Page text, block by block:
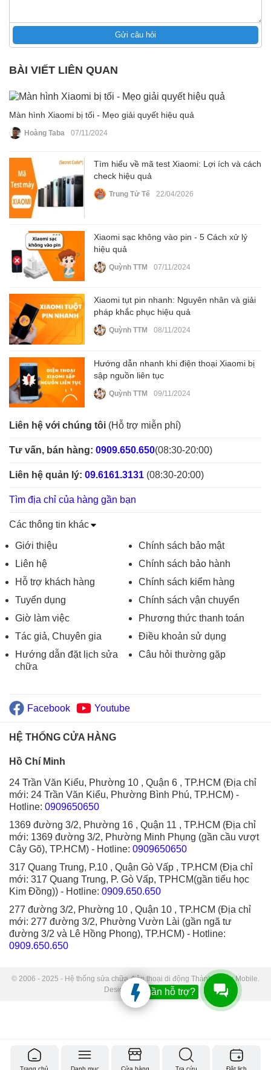
Gửi câu hỏi
BÀI VIẾT LIÊN QUAN
Màn hình Xiaomi bị tối - Mẹo giải quyết hiệu quả
Hoàng Taba 07/11/2024
Tìm hiểu về mã test Xiaomi: Lợi ích và cách
check hiệu quả
Trung Tử Tế 22/04/2026
Xiaomi sạc không vào pin - 5 Cách xử lý
hiệu quả
Quỳnh TTM 07/11/2024
Xiaomi tụt pin nhanh: Nguyên nhân và giải
pháp khắc phục hiệu quả
Quỳnh TTM 08/11/2024
Hướng dẫn nhanh khi điện thoại Xiaomi bị
sập nguồn liên tục
Quỳnh TTM 09/11/2024
Liên hệ với chúng tôi (Hỗ trợ miễn phí)
Tư vấn, bán hàng: 0909.650.650(08:30-20:00)
Liên hệ quản lý: 09.6161.3131 (08:30-20:00)
Tìm địa chỉ của hàng gần bạn
Các thông tin khác
Giới thiệu
Liên hệ
Hỗ trợ khách hàng
Tuyển dụng
Giờ làm việc
Tác giả, Chuyên gia
Hướng dẫn đặt lịch sửa
chữa
Chính sách bảo mật
Chính sách bảo hành
Chính sách kiểm hàng
Chính sách vận chuyển
Phương thức thanh toán
Điều khoản sử dụng
Câu hỏi thường gặp
Facebook Youtube
HỆ THỐNG CỬA HÀNG
Hồ Chí Minh
24 Trần Văn Kiểu, Phường 10 , Quận 6 , TP.HCM (Địa chỉ
mới: 24 Trần Văn Kiểu, Phường Bình Phú, TP.HCM) -
Hotline: 0909650650
1369 đường 3/2, Phường 16 , Quận 11 , TP.HCM (Địa chỉ
mới: 1369 đường 3/2, Phường Minh Phụng (gần cầu vượt
Cây Gõ), TP.HCM) - Hotline: 0909650650
317 Quang Trung, P.10 , Quận Gò Vấp , TP.HCM (Địa chỉ
mới: 317 Quang Trung, P. Gò Vấp, TPHCM(gần tiểu học
Kim Đồng)) - Hotline: 0909.650.650
277 đường 3/2, Phường 10 , Quận 10 , TP.HCM (Địa chỉ
mới: 277 đường 3/2, Phường Vườn Lài (gần ngã tư
đường 3/2 và Lê Hồng Phong), TP.HCM) - Hotline:
0909.650.650
© 2006 - 2025 - Hệ thống sửa chữa điện thoại di động Thành Trung Mobile.
Designed by Sudo.
Trang chủ Danh mục Cửa hàng Tra cứu Đặt lịch
Bạn cần hỗ trợ?